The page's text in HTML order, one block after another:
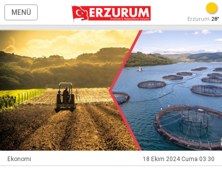
MENÜ
Erzurum 28°
Ekonomi 18 Ekim 2024 Cuma 03:30